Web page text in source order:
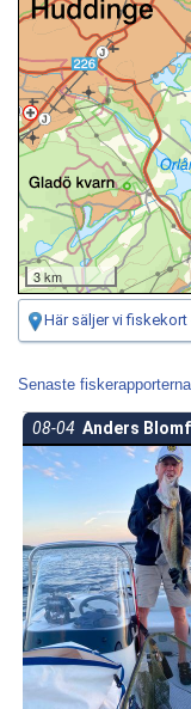
3 km
Här säljer vi fiskekort
Senaste fiskerapporterna
08-04 Anders